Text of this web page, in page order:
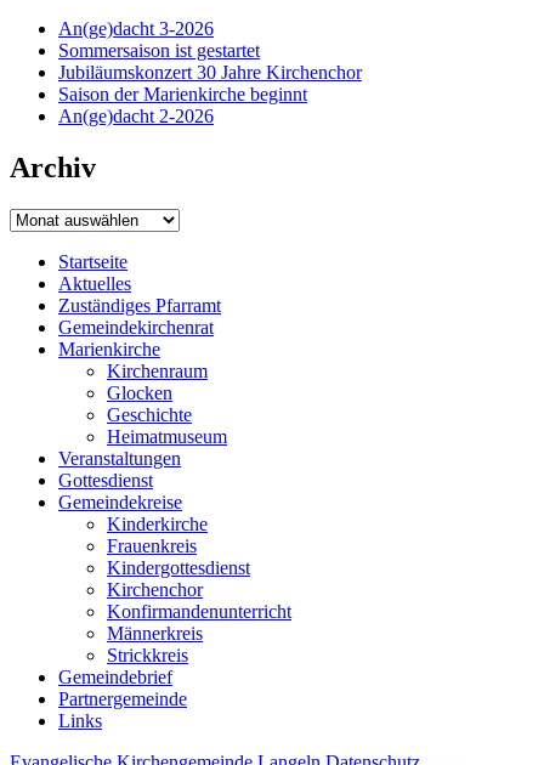
An(ge)dacht 3-2026
Sommersaison ist gestartet
Jubiläumskonzert 30 Jahre Kirchenchor
Saison der Marienkirche beginnt
An(ge)dacht 2-2026
Archiv
Archiv
Startseite
Aktuelles
Zuständiges Pfarramt
Gemeindekirchenrat
Marienkirche
Kirchenraum
Glocken
Geschichte
Heimatmuseum
Veranstaltungen
Gottesdienst
Gemeindekreise
Kinderkirche
Frauenkreis
Kindergottesdienst
Kirchenchor
Konfirmandenunterricht
Männerkreis
Strickkreis
Gemeindebrief
Partnergemeinde
Links